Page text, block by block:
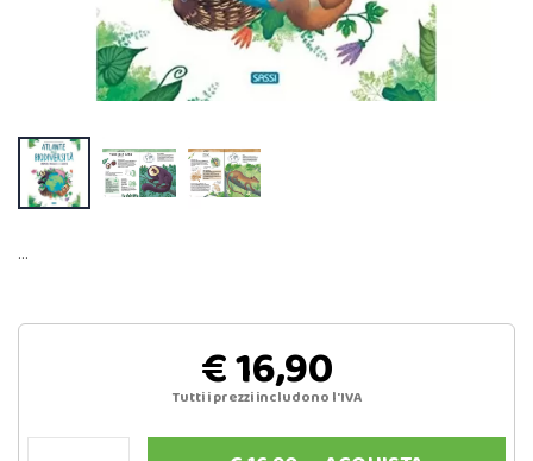
…
€ 16,90
Tutti i prezzi includono l'IVA